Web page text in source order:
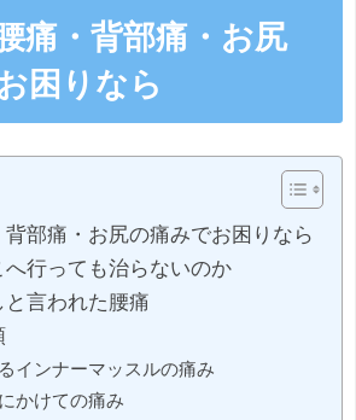
痛・背部痛・お尻
困りなら
部痛・お尻の痛みでお困りなら
へ行っても治らないのか
言われた腰痛
インナーマッスルの痛み
かけての痛み